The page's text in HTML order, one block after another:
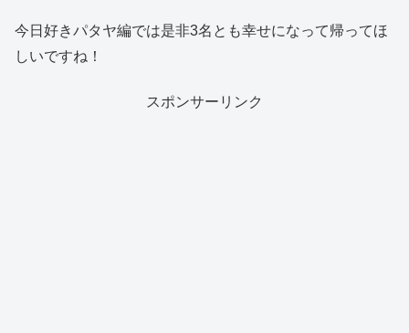
今日好きパタヤ編では是非3名とも幸せになって帰ってほ
しいですね！
スポンサーリンク